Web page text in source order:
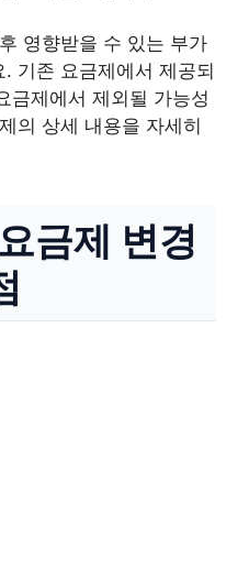
영향받을 수 있는 부가
기존 요금제에서 제공되
금제에서 제외될 가능성
의 상세 내용을 자세히
금제 변경